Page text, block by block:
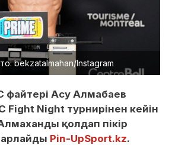
bekzatalmahan/Instagram
файтері Асу Алмабаев
Fight Night турнирінен кейін
қолдап пікір
Pin-UpSport.kz.